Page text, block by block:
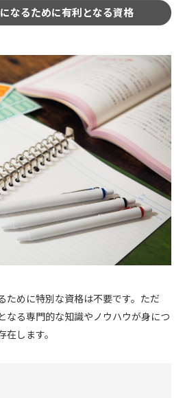
なるために有利となる資格
ために特別な資格は不要です。ただ
なる専門的な知識やノウハウが身につ
します。